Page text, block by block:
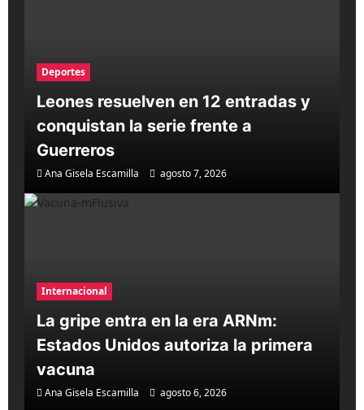
Deportes
Leones resuelven en 12 entradas y
conquistan la serie frente a
Guerreros
Ana Gisela Escamilla agosto 7, 2026
Internacional
La gripe entra en la era ARNm:
Estados Unidos autoriza la primera
vacuna
Ana Gisela Escamilla agosto 6, 2026